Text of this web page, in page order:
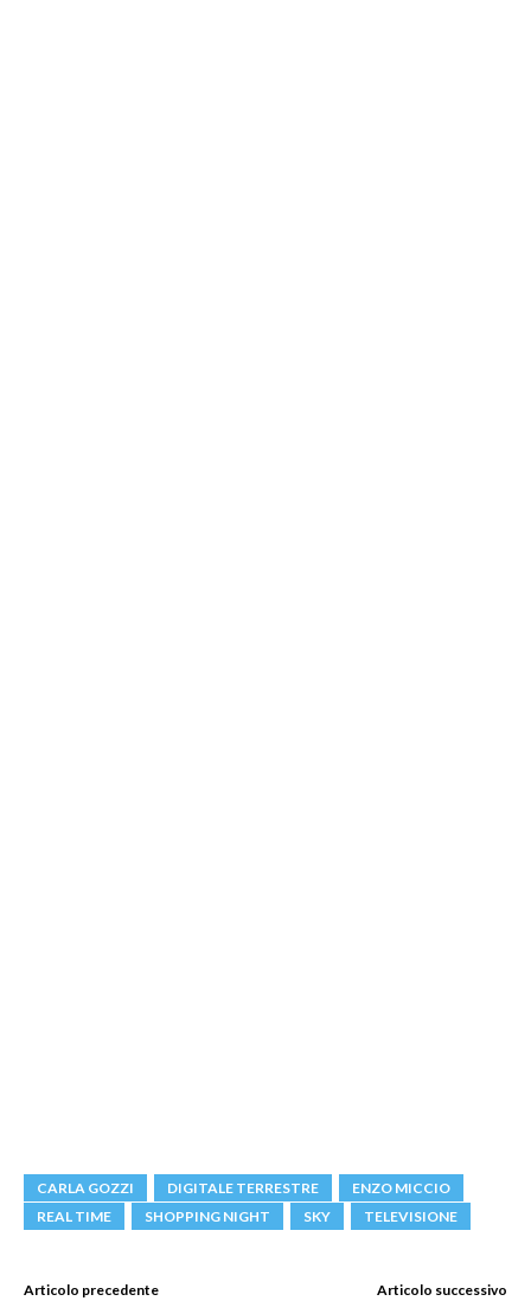
CARLA GOZZI DIGITALE TERRESTRE
ENZO MICCIO
REAL TIME
SHOPPING NIGHT SKY TELEVISIONE
Articolo precedente Articolo successivo